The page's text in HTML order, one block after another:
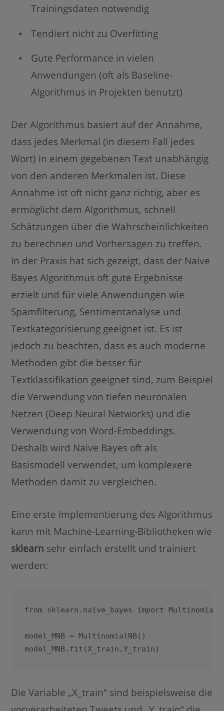
Trainingsdaten notwendig
Tendiert nicht zu Overfitting
Gute Performance in vielen
Anwendungen (oft als Baseline-
Algorithmus in Projekten benutzt)
Der Algorithmus basiert auf der Annahme,
dass jedes Merkmal (in diesem Fall jedes
Wort) in einem gegebenen Text unabhängig
von den anderen Merkmalen ist. Diese
Annahme ist oft nicht ganz richtig, aber es
ermöglicht dem Algorithmus, schnell
Schätzungen über die Wahrscheinlichkeiten
zu berechnen und Vorhersagen zu treffen.
In der Praxis hat sich gezeigt, dass der Naive
Bayes Algorithmus oft gute Ergebnisse
erzielt und für viele Anwendungen wie
Spamfilterung, Sentimentanalyse und
Textkategorisierung geeignet ist. Es ist
jedoch zu beachten, dass es auch moderne
Methoden gibt die besser für
Textklassifikation geeignet sind, zum Beispiel
die Verwendung von tiefen neuronalen
Netzen (Deep Neural Networks) und die
Verwendung von Word-Embeddings.
Deshalb wird Naive Bayes oft als
Basismodell verwendet, um komplexere
Methoden damit zu vergleichen.
Eine erste Implementierung des Algorithmus
kann mit Machine-Learning-Bibliotheken wie
sklearn sehr einfach erstellt und trainiert
werden:
from sklearn.naive_bayes import
model_MNB = MultinomialNB()
Die Variable „X_train“ sind beispielsweise die